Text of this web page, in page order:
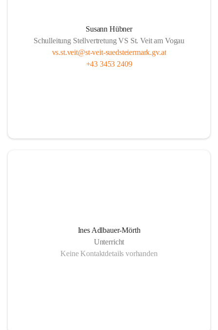
Susann Hübner
Schulleitung Stellvertretung VS St. Veit am Vogau
vs.st.veit@st-veit-suedsteiermark.gv.at
+43 3453 2409
Ines Adlbauer-Mörth
Unterricht
Keine Kontaktdetails vorhanden